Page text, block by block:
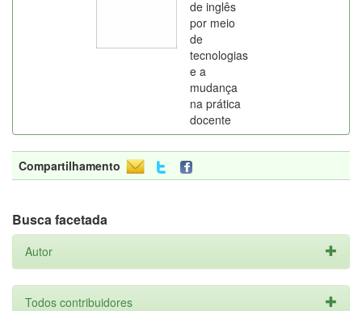
de inglês
por meio
de
tecnologias
e a
mudança
na prática
docente
Compartilhamento
Busca facetada
Autor
Todos contribuidores